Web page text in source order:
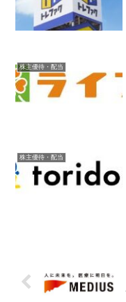
株主優待・配当
株主優待・配当